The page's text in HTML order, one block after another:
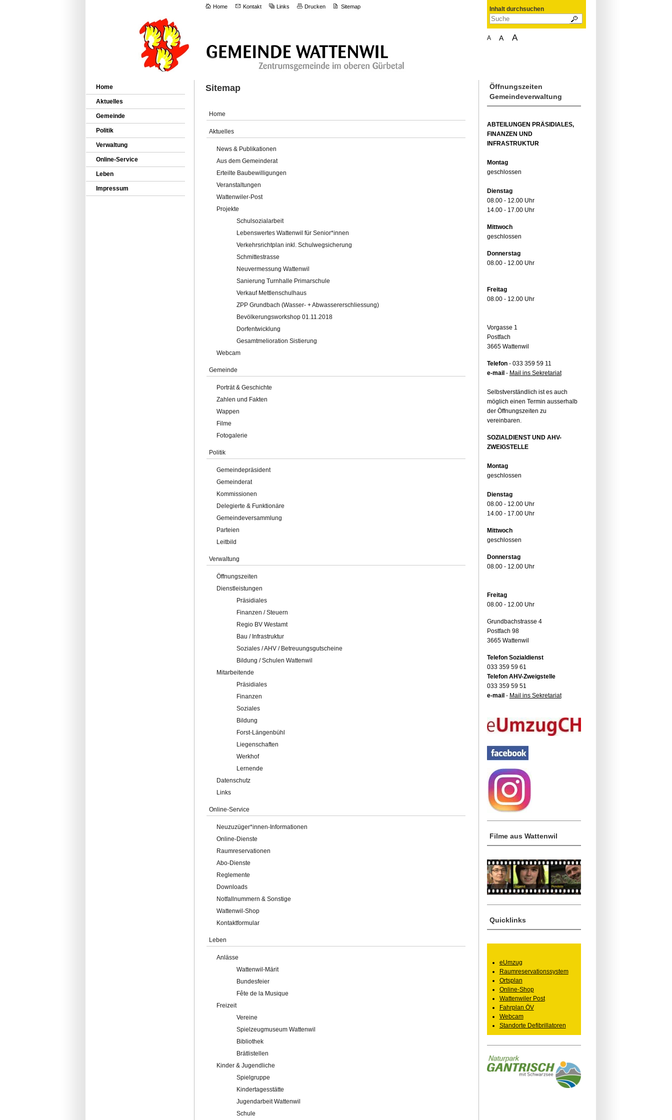
Home Kontakt Links Drucken Sitemap Inhalt durchsuchen
A A A
Home
Aktuelles
Gemeinde
Politik
Verwaltung
Online-Service
Leben
Impressum
Sitemap
Home
Aktuelles
News & Publikationen
Aus dem Gemeinderat
Erteilte Baubewilligungen
Veranstaltungen
Wattenwiler-Post
Projekte
Schulsozialarbeit
Lebenswertes Wattenwil für Senior*innen
Verkehrsrichtplan inkl. Schulwegsicherung
Schmittestrasse
Neuvermessung Wattenwil
Sanierung Turnhalle Primarschule
Verkauf Mettlenschulhaus
ZPP Grundbach (Wasser- + Abwassererschliessung)
Bevölkerungsworkshop 01.11.2018
Dorfentwicklung
Gesamtmelioration Sistierung
Webcam
Gemeinde
Porträt & Geschichte
Zahlen und Fakten
Wappen
Filme
Fotogalerie
Politik
Gemeindepräsident
Gemeinderat
Kommissionen
Delegierte & Funktionäre
Gemeindeversammlung
Parteien
Leitbild
Verwaltung
Öffnungszeiten
Dienstleistungen
Präsidiales
Finanzen / Steuern
Regio BV Westamt
Bau / Infrastruktur
Soziales / AHV / Betreuungsgutscheine
Bildung / Schulen Wattenwil
Mitarbeitende
Präsidiales
Finanzen
Soziales
Bildung
Forst-Längenbühl
Liegenschaften
Werkhof
Lernende
Datenschutz
Links
Online-Service
Neuzuzüger*innen-Informationen
Online-Dienste
Raumreservationen
Abo-Dienste
Reglemente
Downloads
Notfallnummern & Sonstige
Wattenwil-Shop
Kontaktformular
Leben
Anlässe
Wattenwil-Märit
Bundesfeier
Fête de la Musique
Freizeit
Vereine
Spielzeugmuseum Wattenwil
Bibliothek
Brätlistellen
Kinder & Jugendliche
Spielgruppe
Kindertagesstätte
Jugendarbeit Wattenwil
Schule
Öffnungszeiten
Gemeindeverwaltung
ABTEILUNGEN PRÄSIDIALES,
FINANZEN UND
INFRASTRUKTUR
Montag
geschlossen
Dienstag
08.00 - 12.00 Uhr
14.00 - 17.00 Uhr
Mittwoch
geschlossen
Donnerstag
08.00 - 12.00 Uhr
Freitag
08.00 - 12.00 Uhr
Vorgasse 1
Postfach
3665 Wattenwil
Telefon- 033 359 59 11
e-mail - Mail ins Sekretariat
Selbstverständlich ist es auch
möglich einen Termin ausserhalb
der Öffnungszeiten zu
vereinbaren.
SOZIALDIENST UND AHV-
ZWEIGSTELLE
Montag
geschlossen
Dienstag
08.00 - 12.00 Uhr
14.00 - 17.00 Uhr
Mittwoch
geschlossen
Donnerstag
08.00 - 12.00 Uhr
Freitag
08.00 - 12.00 Uhr
Grundbachstrasse 4
Postfach 98
3665 Wattenwil
Telefon Sozialdienst
033 359 59 61
Telefon AHV-Zweigstelle
033 359 59 51
e-mail - Mail ins Sekretariat
Filme aus Wattenwil
Quicklinks
eUmzug
Raumreservationssystem
Ortsplan
Online-Shop
Wattenwiler Post
Fahrplan ÖV
Webcam
Standorte Defibrillatoren